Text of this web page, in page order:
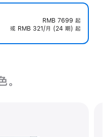
RMB 7699 起
或 RMB 321/月 (24 期) 起
。